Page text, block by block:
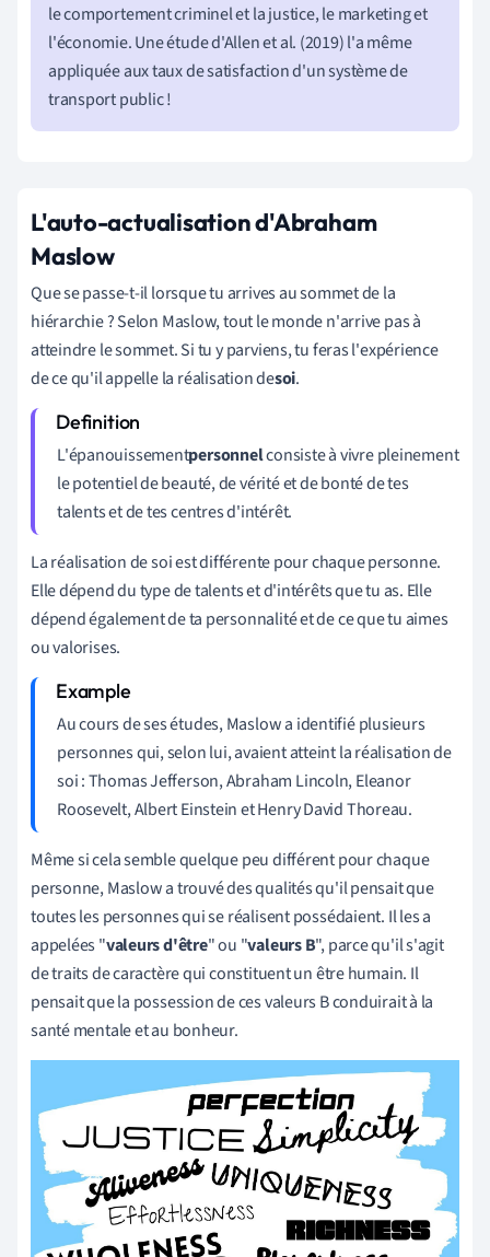
le comportement criminel et la justice, le marketing et
l'économie. Une étude d'Allen et al. (2019) l'a même
appliquée aux taux de satisfaction d'un système de
transport public !
L'auto-actualisation d'Abraham
Maslow
Que se passe-t-il lorsque tu arrives au sommet de la
hiérarchie ? Selon Maslow, tout le monde n'arrive pas à
atteindre le sommet. Si tu y parviens, tu feras l'expérience
de ce qu'il appelle la réalisation desoi.
L'épanouissementpersonnelconsiste à vivre pleinement
le potentiel de beauté, de vérité et de bonté de tes
talents et de tes centres d'intérêt.
La réalisation de soi est différente pour chaque personne.
Elle dépend du type de talents et d'intérêts que tu as. Elle
dépend également de ta personnalité et de ce que tu aimes
ou valorises.
Au cours de ses études, Maslow a identifié plusieurs
personnes qui, selon lui, avaient atteint la réalisation de
soi : Thomas Jefferson, Abraham Lincoln, Eleanor
Roosevelt, Albert Einstein et Henry David Thoreau.
Même si cela semble quelque peu différent pour chaque
personne, Maslow a trouvé des qualités qu'il pensait que
toutes les personnes qui se réalisent possédaient. Il les a
appelées "valeurs d'être" ou "valeurs B", parce qu'il s'agit
de traits de caractère qui constituent un être humain. Il
pensait que la possession de ces valeurs B conduirait à la
santé mentale et au bonheur.